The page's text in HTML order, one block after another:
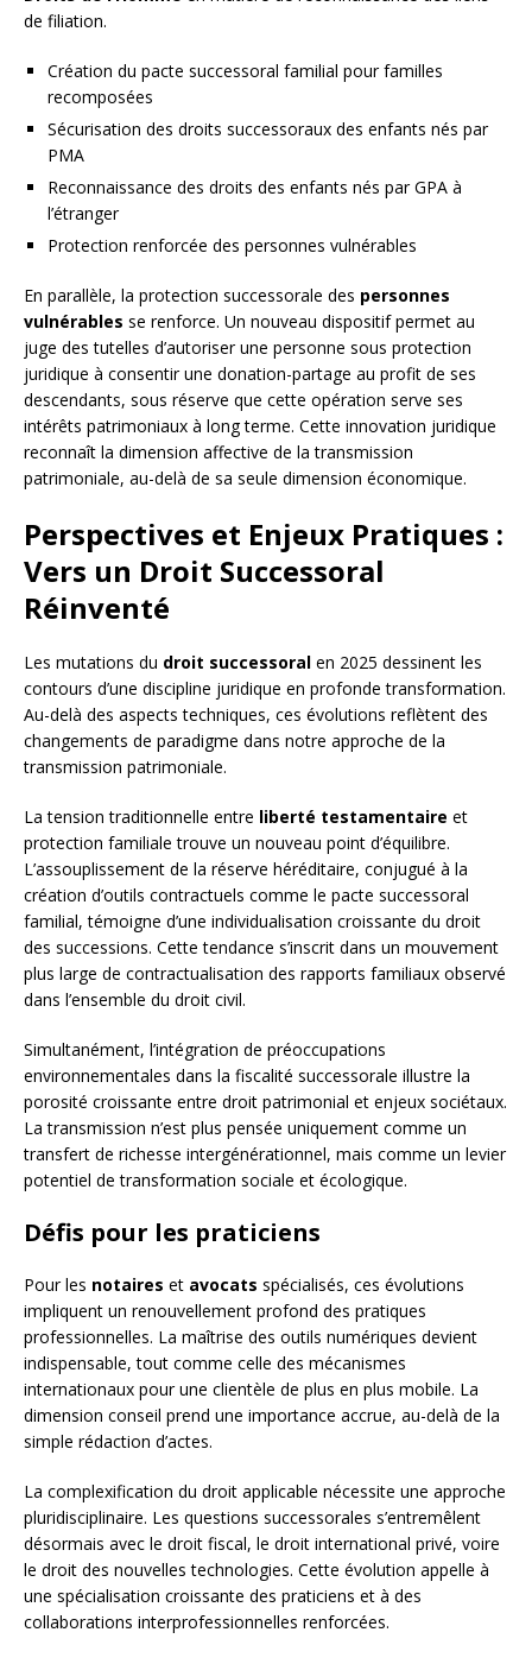
de filiation.
Création du pacte successoral familial pour familles
recomposées
Sécurisation des droits successoraux des enfants nés par
PMA
Reconnaissance des droits des enfants nés par GPA à
l’étranger
Protection renforcée des personnes vulnérables
En parallèle, la protection successorale des personnes
vulnérables se renforce. Un nouveau dispositif permet au
juge des tutelles d’autoriser une personne sous protection
juridique à consentir une donation-partage au profit de ses
descendants, sous réserve que cette opération serve ses
intérêts patrimoniaux à long terme. Cette innovation juridique
reconnaît la dimension affective de la transmission
patrimoniale, au-delà de sa seule dimension économique.
Perspectives et Enjeux Pratiques :
Vers un Droit Successoral
Réinventé
Les mutations du droit successoral en 2025 dessinent les
contours d’une discipline juridique en profonde transformation.
Au-delà des aspects techniques, ces évolutions reflètent des
changements de paradigme dans notre approche de la
transmission patrimoniale.
La tension traditionnelle entre liberté testamentaire et
protection familiale trouve un nouveau point d’équilibre.
L’assouplissement de la réserve héréditaire, conjugué à la
création d’outils contractuels comme le pacte successoral
familial, témoigne d’une individualisation croissante du droit
des successions. Cette tendance s’inscrit dans un mouvement
plus large de contractualisation des rapports familiaux observé
dans l’ensemble du droit civil.
Simultanément, l’intégration de préoccupations
environnementales dans la fiscalité successorale illustre la
porosité croissante entre droit patrimonial et enjeux sociétaux.
La transmission n’est plus pensée uniquement comme un
transfert de richesse intergénérationnel, mais comme un levier
potentiel de transformation sociale et écologique.
Défis pour les praticiens
Pour les notaires et avocats spécialisés, ces évolutions
impliquent un renouvellement profond des pratiques
professionnelles. La maîtrise des outils numériques devient
indispensable, tout comme celle des mécanismes
internationaux pour une clientèle de plus en plus mobile. La
dimension conseil prend une importance accrue, au-delà de la
simple rédaction d’actes.
La complexification du droit applicable nécessite une approche
pluridisciplinaire. Les questions successorales s’entremêlent
désormais avec le droit fiscal, le droit international privé, voire
le droit des nouvelles technologies. Cette évolution appelle à
une spécialisation croissante des praticiens et à des
collaborations interprofessionnelles renforcées.